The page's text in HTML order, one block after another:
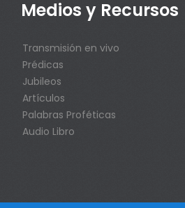
Medios y Recursos
Transmisión en vivo
Prédicas
Jubileos
Artículos
Palabras Proféticas
Audio Libro